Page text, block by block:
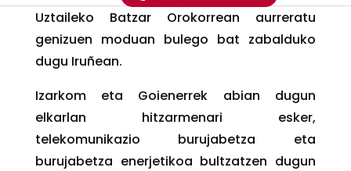
Uztaileko Batzar Orokorrean aurreratu
genizuen moduan bulego bat zabalduko
dugu Iruñean.
Izarkom eta Goienerrek abian dugun
elkarlan hitzarmenari esker,
telekomunikazio burujabetza eta
burujabetza enerjetikoa bultzatzen dugun